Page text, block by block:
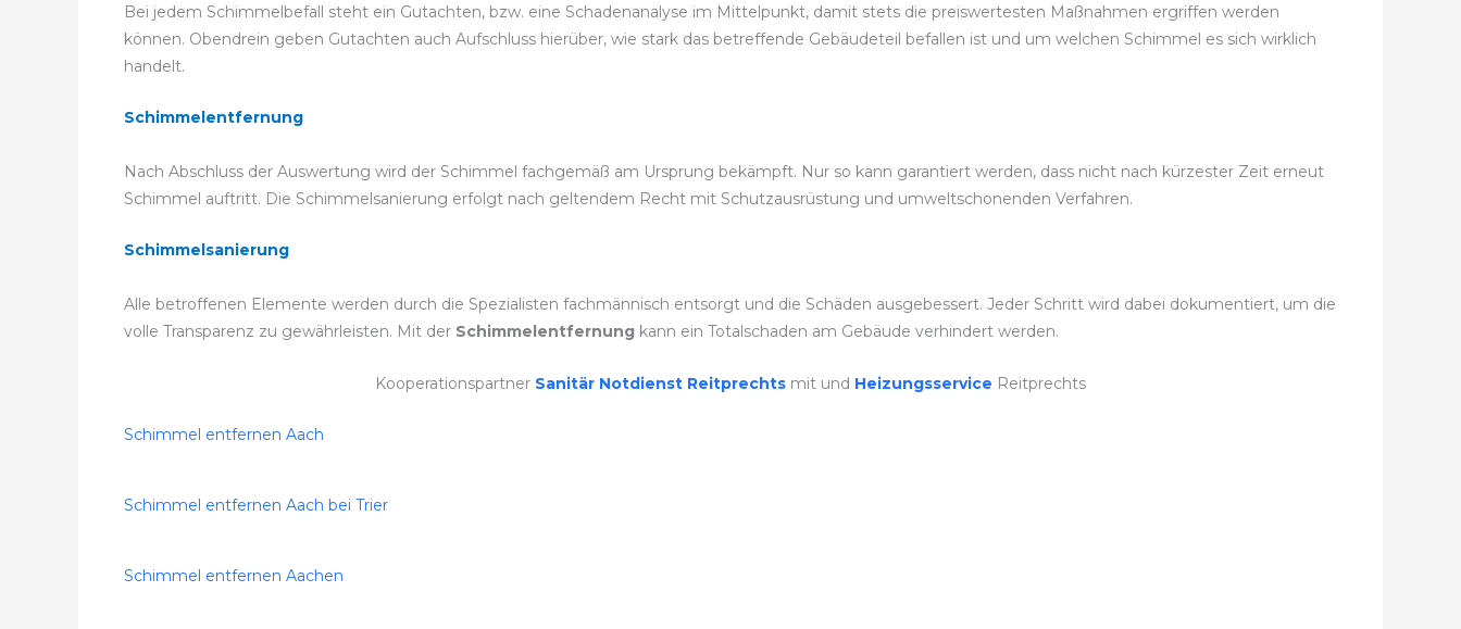
Bei jedem Schimmelbefall steht ein Gutachten, bzw. eine Schadenanalyse im Mittelpunkt, damit stets die preiswertesten Maßnahmen ergriffen werden
können. Obendrein geben Gutachten auch Aufschluss hierüber, wie stark das betreffende Gebäudeteil befallen ist und um welchen Schimmel es sich wirklich
handelt.
Schimmelentfernung
Nach Abschluss der Auswertung wird der Schimmel fachgemäß am Ursprung bekämpft. Nur so kann garantiert werden, dass nicht nach kürzester Zeit erneut
Schimmel auftritt. Die Schimmelsanierung erfolgt nach geltendem Recht mit Schutzausrüstung und umweltschonenden Verfahren.
Schimmelsanierung
Alle betroffenen Elemente werden durch die Spezialisten fachmännisch entsorgt und die Schäden ausgebessert. Jeder Schritt wird dabei dokumentiert, um die
volle Transparenz zu gewährleisten. Mit der Schimmelentfernung kann ein Totalschaden am Gebäude verhindert werden.
Kooperationspartner Sanitär Notdienst Reitprechts mit und Heizungsservice Reitprechts
Schimmel entfernen Aach
Schimmel entfernen Aach bei Trier
Schimmel entfernen Aachen